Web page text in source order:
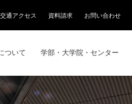
交通アクセス 資料請求 お問い合わせ
ついて 学部・大学院・センター